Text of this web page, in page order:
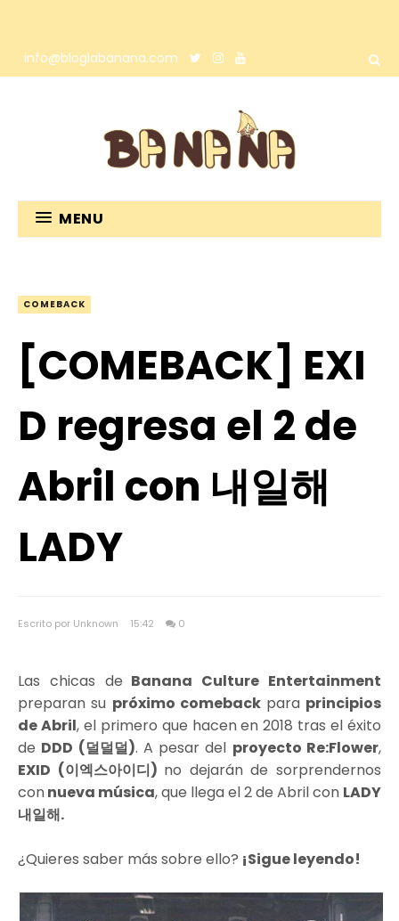
info@bloglabanana.com
MENU
COMEBACK
[COMEBACK] EXI
D regresa el 2 de
Abril con 내일해
LADY
Escrito por Unknown 15:42 0
Las chicas de Banana Culture Entertainment
preparan su próximo comeback para principios
de Abril, el primero que hacen en 2018 tras el éxito
de DDD (덜덜덜). A pesar del proyecto Re:Flower,
EXID (이엑스아이디) no dejarán de sorprendernos
connueva música, que llega el 2 de Abril con LADY
내일해.
¿Quieres saber más sobre ello? ¡Sigue leyendo!